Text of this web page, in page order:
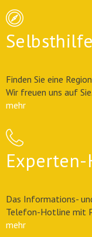
Finden Sie eine
Wir freuen uns auf Sie.
mehr
Das Informations-
Telefon-Hotline mit
mehr